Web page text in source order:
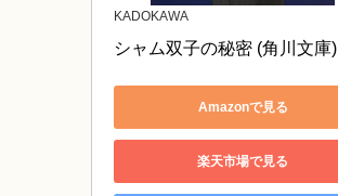
KADOKAWA
シャム双子の秘密 (角川文庫)
Amazonで見る
楽天市場で見る